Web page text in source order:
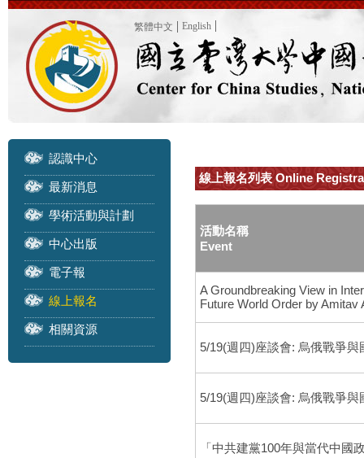
繁體中文 English
認識中心
最新消息
學術活動與計劃
中心出版
電子報
線上報名
相關資源
線上報名列表 Online
活動名稱
Event
A Groundbreaking View in
Future World Order by Amitav
5/19(週四)座談會: 烏俄戰爭
5/19(週四)座談會: 烏俄戰爭
「中共建黨100年與當代中國